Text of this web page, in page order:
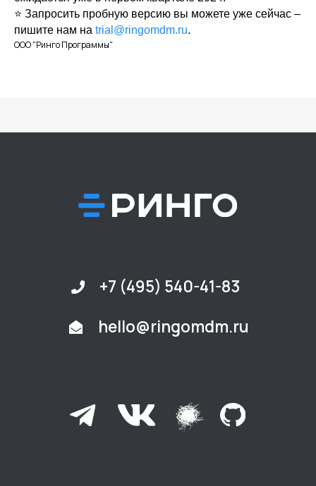
⭐️ Запросить пробную версию вы можете уже сейчас –
пишите нам на trial@ringomdm.ru.
ООО "Ринго Программы"
Ринго в образовании
Правовая информация
Блог
Документация
Отправляя заявку, вы соглашаетесь с
политикой обработки данных
Подпишитесь на наши новости